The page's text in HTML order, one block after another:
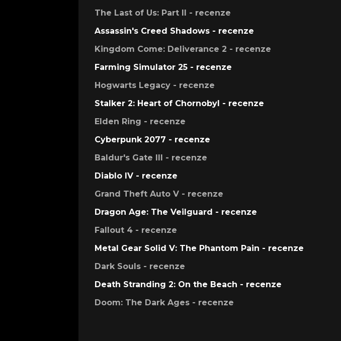
The Last of Us: Part II - recenze
Assassin's Creed Shadows - recenze
Kingdom Come: Deliverance 2 - recenze
Farming Simulator 25 - recenze
Hogwarts Legacy - recenze
Stalker 2: Heart of Chornobyl - recenze
Elden Ring - recenze
Cyberpunk 2077 - recenze
Baldur's Gate III - recenze
Diablo IV - recenze
Grand Theft Auto V - recenze
Dragon Age: The Veilguard - recenze
Fallout 4 - recenze
Metal Gear Solid V: The Phantom Pain - recenze
Dark Souls - recenze
Death Stranding 2: On the Beach - recenze
Doom: The Dark Ages - recenze